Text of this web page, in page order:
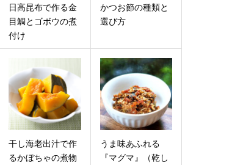
日高昆布で作る金
目鯛とゴボウの煮
付け
かつお節の種類と
選び方
干し海老出汁で作
るかぼちゃの煮物
うま味あふれる
『マグマ』（乾し